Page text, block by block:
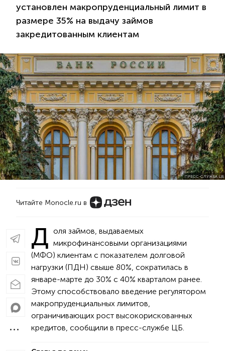
установлен макропруденциальный лимит в
размере 35% на выдачу займов
закредитованным клиентам
ПРЕСС-СЛУЖБА ЦБ
Читайте Monocle.ru в
Д оля займов, выдаваемых
микрофинансовыми организациями
(МФО) клиентам с показателем долговой
нагрузки (ПДН) свыше 80%, сократилась в
январе-марте до 30% с 40% кварталом ранее.
Этому способствовало введение регулятором
макропруденциальных лимитов,
ограничивающих рост высокорискованных
кредитов, сообщили в пресс-службе ЦБ.